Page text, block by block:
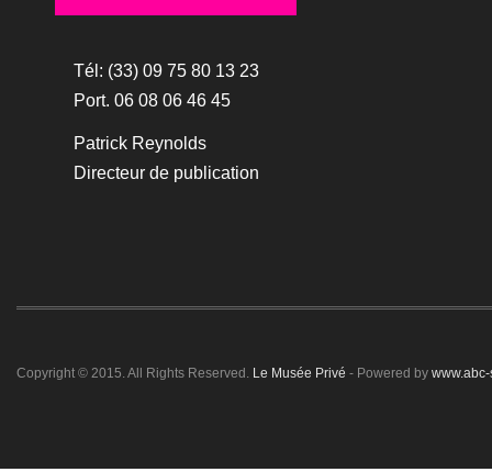
Tél: (33) 09 75 80 13 23
Port. 06 08 06 46 45
Patrick Reynolds
Directeur de publication
Copyright © 2015. All Rights Reserved. Le Musée Privé - Powered by